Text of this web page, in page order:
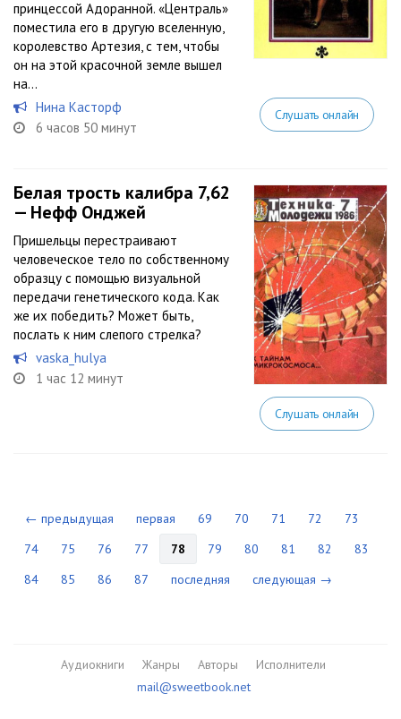
принцессой Адоранной. «Централь»
поместила его в другую вселенную,
королевство Артезия, с тем, чтобы
он на этой красочной земле вышел
на...
Нина Касторф
6 часов 50 минут
Слушать онлайн
Белая трость калибра 7,62
— Нефф Онджей
Пришельцы перестраивают
человеческое тело по собственному
образцу с помощью визуальной
передачи генетического кода. Как
же их победить? Может быть,
послать к ним слепого стрелка?
vaska_hulya
1 час 12 минут
Слушать онлайн
← предыдущая первая 69 70 71 72
73
74
75 76 77 78 79 80 81 82
83
84
85 86 87 последняя следующая →
Аудиокниги Жанры Авторы
Исполнители
mail@sweetbook.net